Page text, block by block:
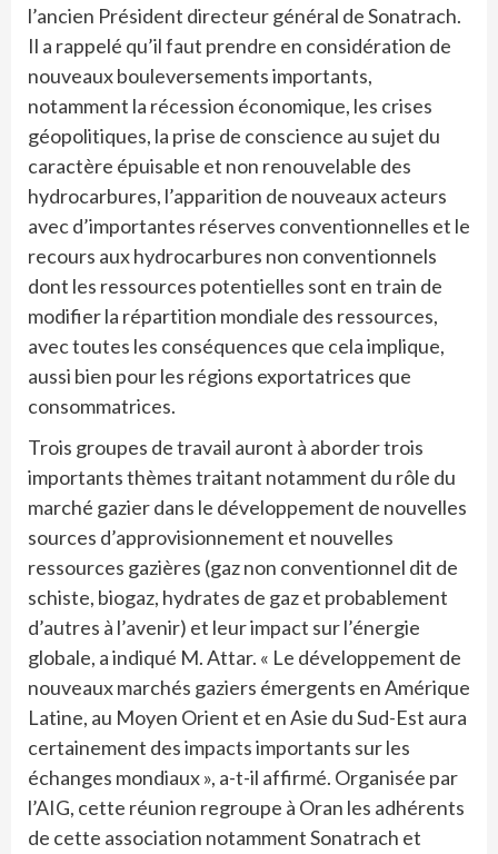
l’ancien Président directeur général de Sonatrach.
Il a rappelé qu’il faut prendre en considération de
nouveaux bouleversements importants,
notamment la récession économique, les crises
géopolitiques, la prise de conscience au sujet du
caractère épuisable et non renouvelable des
hydrocarbures, l’apparition de nouveaux acteurs
avec d’importantes réserves conventionnelles et le
recours aux hydrocarbures non conventionnels
dont les ressources potentielles sont en train de
modifier la répartition mondiale des ressources,
avec toutes les conséquences que cela implique,
aussi bien pour les régions exportatrices que
consommatrices.
Trois groupes de travail auront à aborder trois
importants thèmes traitant notamment du rôle du
marché gazier dans le développement de nouvelles
sources d’approvisionnement et nouvelles
ressources gazières (gaz non conventionnel dit de
schiste, biogaz, hydrates de gaz et probablement
d’autres à l’avenir) et leur impact sur l’énergie
globale, a indiqué M. Attar. « Le développement de
nouveaux marchés gaziers émergents en Amérique
Latine, au Moyen Orient et en Asie du Sud-Est aura
certainement des impacts importants sur les
échanges mondiaux », a-t-il affirmé. Organisée par
l’AIG, cette réunion regroupe à Oran les adhérents
de cette association notamment Sonatrach et